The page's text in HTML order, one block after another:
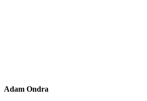
Adam Ondra